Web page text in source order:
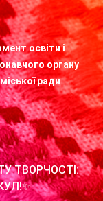
освіти і
органу
міської ради
ТВОРЧОСТІ: